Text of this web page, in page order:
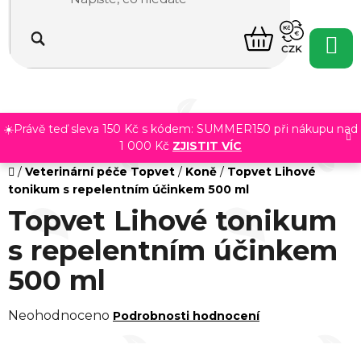
obsah
☀️Právě teď sleva 150 Kč s kódem: SUMMER150 při nákupu nad
1 000 Kč ZJISTIT VÍC
NÁKUPNÍ
KOŠÍK
CZK
Domů
/ Veterinární péče Topvet / Koně / Topvet Lihové
tonikum s repelentním účinkem 500 ml
Topvet Lihové tonikum
s repelentním účinkem
500 ml
Průměrné
Neohodnoceno Podrobnosti hodnocení